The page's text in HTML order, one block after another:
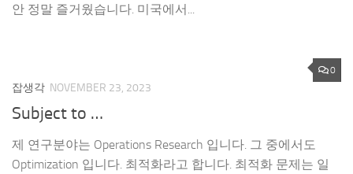
안 정말 즐거웠습니다. 미국에서...
0
잡생각 NOVEMBER 23, 2023
Subject to …
제 연구분야는 Operations Research 입니다. 그 중에서도
Optimization 입니다. 최적화라고 합니다. 최적화 문제는 일